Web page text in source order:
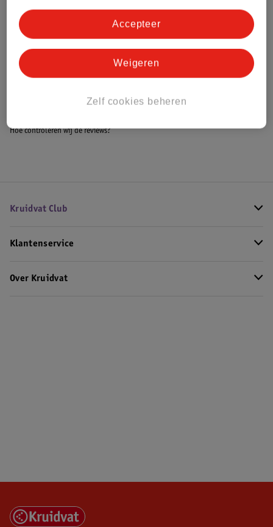
Bestel & Bezorginformatie
Bekijk ook
Alle Warmtekussen
Hoe controleren wij de reviews?
Kruidvat Club
Klantenservice
Over Kruidvat
Zelf cookies beheren
Weigeren
Accepteer